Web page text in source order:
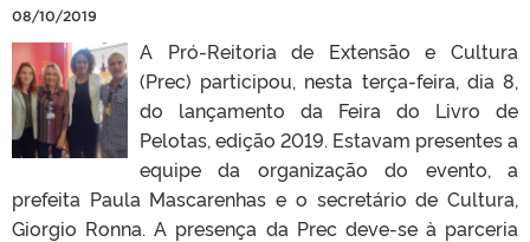
08/10/2019
A Pró-Reitoria de Extensão e Cultura
(Prec) participou, nesta terça-feira, dia 8,
do lançamento da Feira do Livro de
Pelotas, edição 2019. Estavam presentes a
equipe da organização do evento, a
prefeita Paula Mascarenhas e o secretário de Cultura,
Giorgio Ronna. A presença da Prec deve-se à parceria